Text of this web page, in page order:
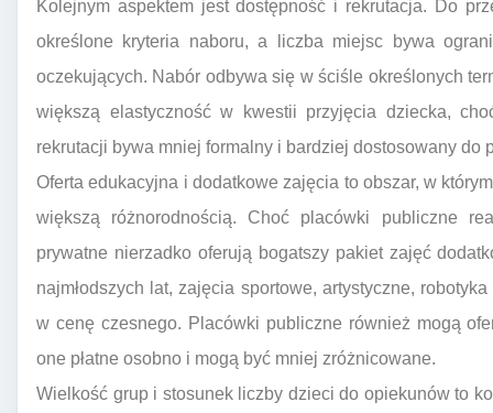
Kolejnym aspektem jest dostępność i rekrutacja. Do
określone kryteria naboru, a liczba miejsc bywa
oczekujących. Nabór odbywa się w ściśle określonych
większą elastyczność w kwestii przyjęcia dziecka,
rekrutacji bywa mniej formalny i bardziej dostosowany do
Oferta edukacyjna i dodatkowe zajęcia to obszar, w
większą różnorodnością. Choć placówki publiczne
prywatne nierzadko oferują bogatszy pakiet zajęć
najmłodszych lat, zajęcia sportowe, artystyczne,
w cenę czesnego. Placówki publiczne również mogą
one płatne osobno i mogą być mniej zróżnicowane.
Wielkość grup i stosunek liczby dzieci do opiekunów to